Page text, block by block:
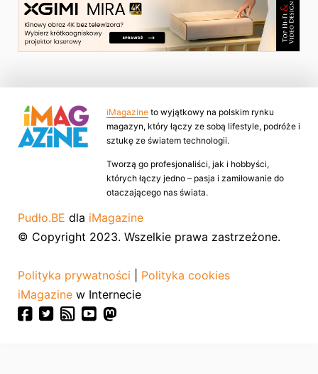
iMagazine to wyjątkowy na polskim rynku
magazyn, który łączy ze sobą lifestyle, podróże i
sztukę ze światem technologii.
Tworzą go profesjonaliści, jak i hobbyści,
których łączy jedno – pasja i zamiłowanie do
otaczającego nas świata.
Pudło.BE dla iMagazine
© Copyright 2023. Wszelkie prawa zastrzeżone.
Polityka prywatności
Polityka cookies
iMagazine w Internecie